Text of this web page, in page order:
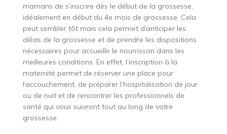
mamans de s’inscrire dès le début de la grossesse,
idéalement en début du 4e mois de grossesse. Cela
peut sembler tôt mais cela permet d’anticiper les
aléas de la grossesse et de prendre les dispositions
nécessaires pour accueillir le nourrisson dans les
meilleures conditions. En effet, l’inscription à la
maternité permet de réserver une place pour
l’accouchement, de préparer l’hospitalisation de jour
ou de nuit et de rencontrer les professionnels de
santé qui vous suivront tout au long de votre
grossesse.